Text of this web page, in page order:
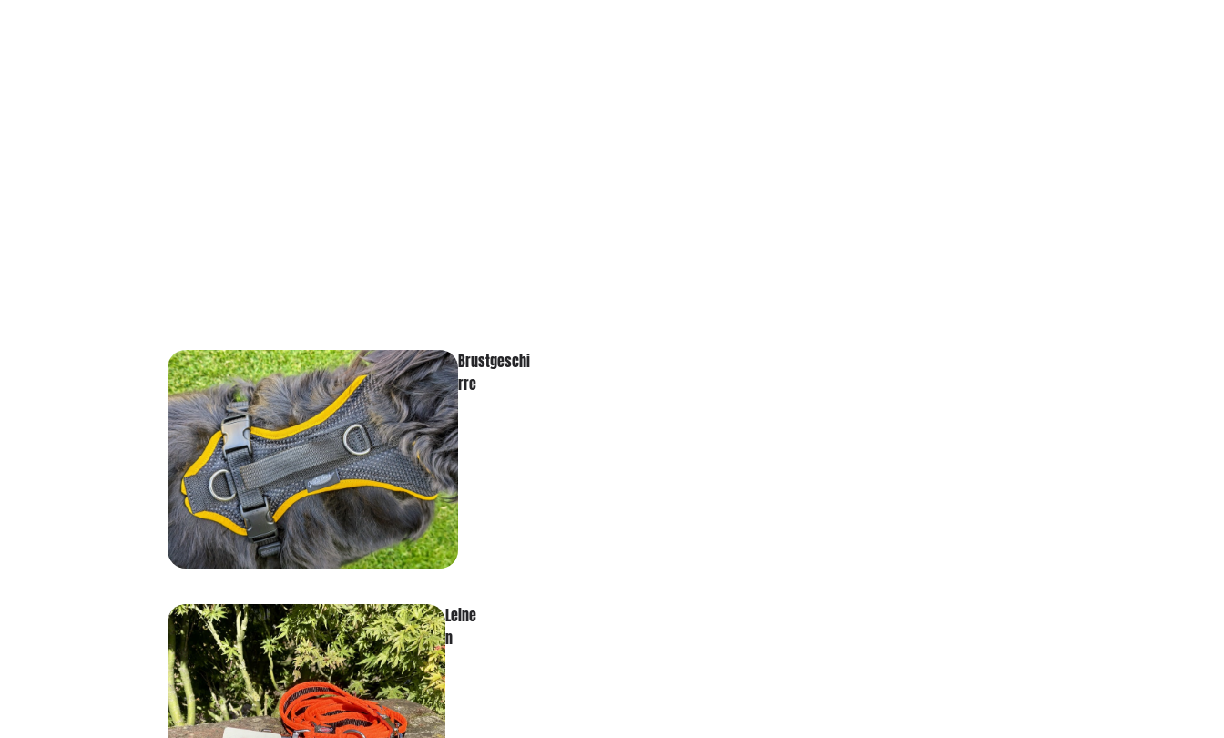
Brustgeschi
rre
Leine
n